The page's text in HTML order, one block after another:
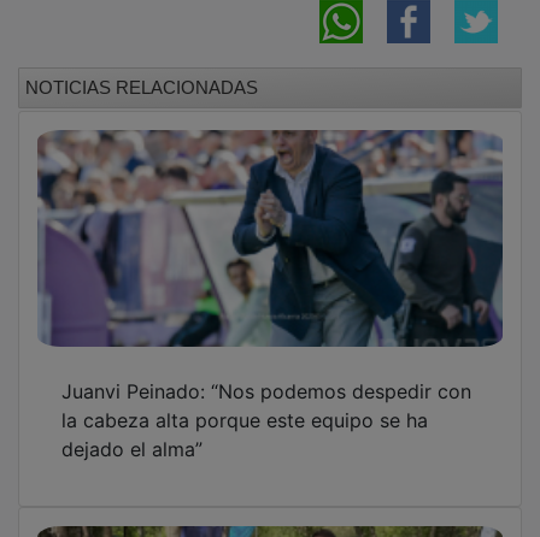
El deporte escolar en Castilla-La Mancha
afianza su crecimiento en el medio natural